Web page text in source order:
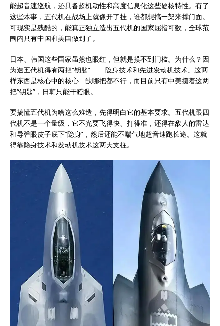
能超音速巡航，还具备超机动性和高度信息化这些硬核特性。有了
这些本事，五代机在战场上就像开了挂，谁都想搞一架来撑门面。
可现实是残酷的，能真正独立造出五代机的国家屈指可数，全球范
围内只有中国和美国做到了。
日本、韩国这些国家虽然也眼红，但就是摸不到门槛。为什么？因
为造五代机得有两把“钥匙”——隐身技术和先进发动机技术。这两
样东西是核心中的核心，缺哪把都不行，而目前只有中美攥着这两
把“钥匙”，日韩只能干瞪眼。
要搞懂五代机为啥这么难造，先得明白它的基本要求。五代机跟四
代机不是一个量级，它不光要飞得快、打得准，还得在敌人的雷达
和导弹眼皮子底下“隐身”，然后还能不喘气地超音速跑长途。这就
得靠隐身技术和发动机技术这两大支柱。